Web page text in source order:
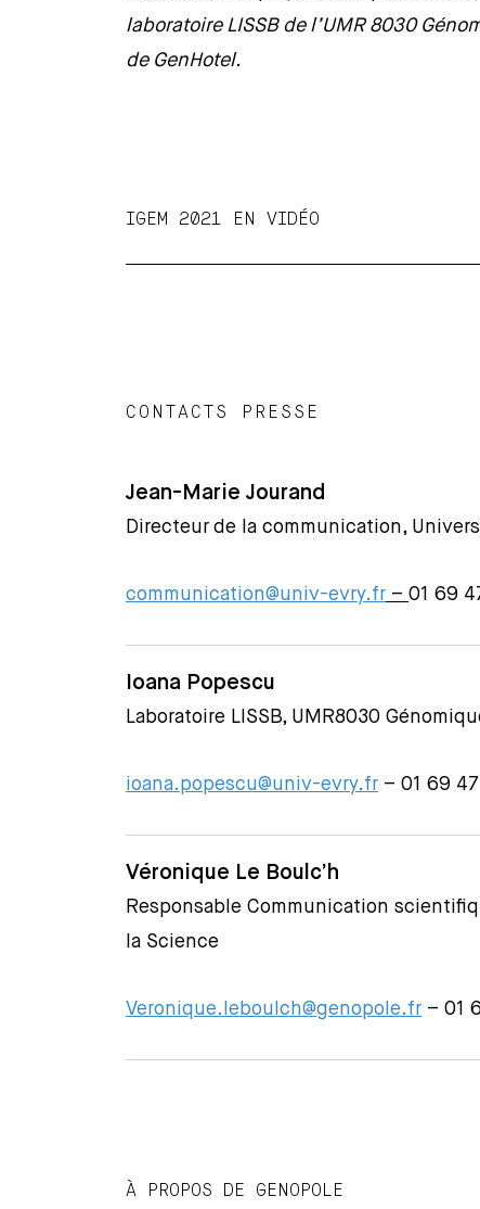
laboratoire LISSB de l’UMR 8030
de GenHotel.
IGEM 2021 EN VIDÉO
CONTACTS PRESSE
Jean-Marie Jourand
Directeur de la communication,
communication@univ-evry.fr –01 69
Ioana Popescu
Laboratoire LISSB, UMR8030
ioana.popescu@univ-evry.fr – 01 69
Véronique Le Boulc’h
Responsable Communication
la Science
Veronique.leboulch@genopole.fr – 01
À PROPOS DE GENOPOLE